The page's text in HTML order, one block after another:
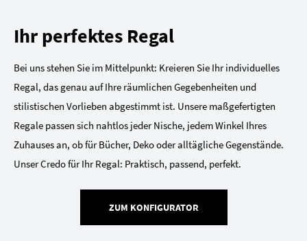
Ihr perfektes Regal
Bei uns stehen Sie im Mittelpunkt: Kreieren Sie Ihr individuelles
Regal, das genau auf Ihre räumlichen Gegebenheiten und
stilistischen Vorlieben abgestimmt ist. Unsere maßgefertigten
Regale passen sich nahtlos jeder Nische, jedem Winkel Ihres
Zuhauses an, ob für Bücher, Deko oder alltägliche Gegenstände.
Unser Credo für Ihr Regal: Praktisch, passend, perfekt.
ZUM KONFIGURATOR